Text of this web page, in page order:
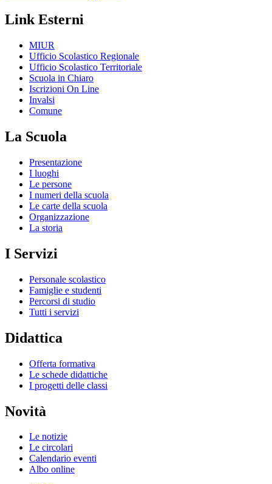
Link Esterni
MIUR
Ufficio Scolastico Regionale
Ufficio Scolastico Territoriale
Scuola in Chiaro
Iscrizioni On Line
Invalsi
Comune
La Scuola
Presentazione
I luoghi
Le persone
I numeri della scuola
Le carte della scuola
Organizzazione
La storia
I Servizi
Personale scolastico
Famiglie e studenti
Percorsi di studio
Tutti i servizi
Didattica
Offerta formativa
Le schede didattiche
I progetti delle classi
Novità
Le notizie
Le circolari
Calendario eventi
Albo online